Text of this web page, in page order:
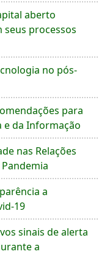
aberto
seus processos
no pós-
para
e da Informação
nas Relações
a
19
sinais de alerta
a